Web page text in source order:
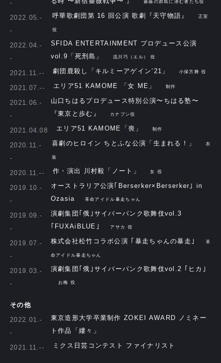
-
薔薇の群島に潜む者たち役
2022.05.-
-
呼華歌劇団第 16 回公演 歌劇『天守物語』 正室
役
2022.04.-
-
SFIDA ENTERTAINMENT プロデュース公演
vol.9「死刑島」
流川巧（エル） 役
2021.11.-- 劇団鹿殺し「キルミーアゲイン’21」 小保方舞 役
2021.07.-- エリア51 KAMOME 「女 ME」 制作
2021.06.-
-
山口ちはるプロデュース特別公演〜ちはる塾〜
『東京と歩む』
カナブン役
2021.04.08 エリア51 KAMOME「喪」 制作
2020.11.-
-
喜劇のヒロイン ちとふな公演「生まれる！」 衣
装
2020.11.-- 作・演出 川村毅「ノート」 女 役
2019.10.-
-
オーストラリア公演｢Berserker×Berserker｣ in
Ozasia
革命アイドル暴走ちゃん
2019.09.-
-
演劇集団｢俄｣サイバーパンク歌舞伎vol.3
｢FUXAiBLUE｣
アサカ 役
2019.07.-
-
株式会社松竹コラボ公演 ｢暴走ちゃんの暴走｣ 革
命アイドル暴走ちゃん
2019.03.-
-
演劇集団｢俄｣サイバーパンク歌舞伎vol.2 ｢ヒカ｣
お梅 役
その他
2022.01.-
-
東京造形大学卒業制作 ZOKEI AWARD ノミネー
ト作品「縷々」
2021.11.-- ミクス日芸コンテスト ファイナリスト